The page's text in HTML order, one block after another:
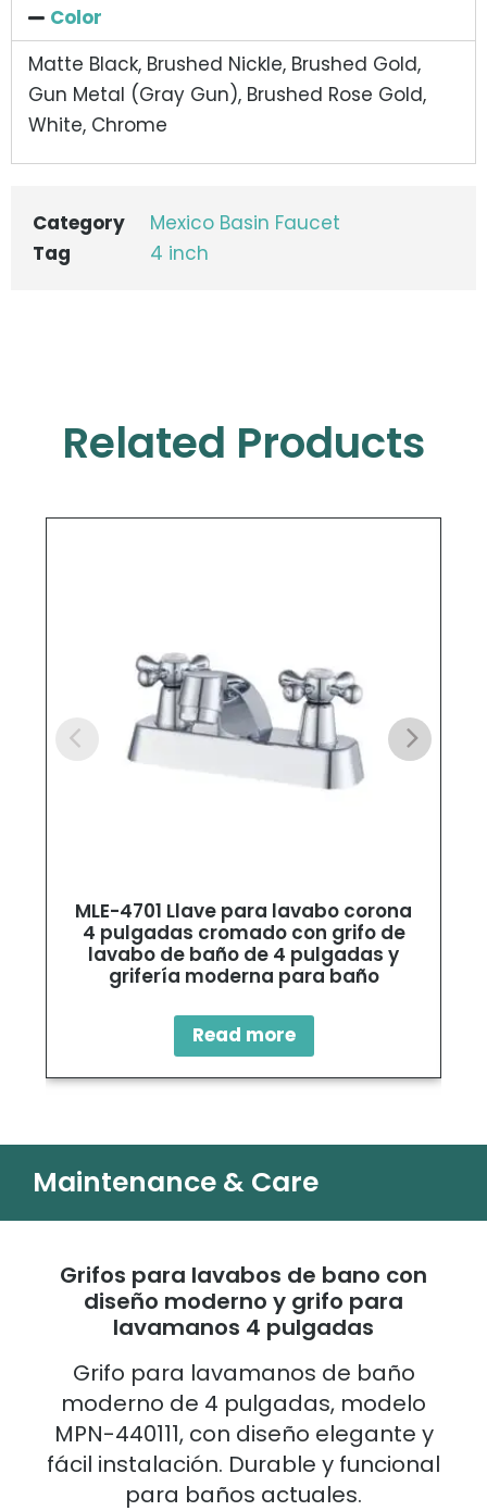
Color
Matte Black, Brushed Nickle, Brushed Gold,
Gun Metal (Gray Gun), Brushed Rose Gold,
White, Chrome
Category
Mexico Basin Faucet
Tag
4 inch
Related Products
MLE-4701 Llave para lavabo corona
4 pulgadas cromado con grifo de
lavabo de baño de 4 pulgadas y
grifería moderna para baño
Read more
Maintenance & Care
Grifos para lavabos de bano con
diseño moderno y grifo para
lavamanos 4 pulgadas
Grifo para lavamanos de baño
moderno de 4 pulgadas, modelo
MPN-440111, con diseño elegante y
fácil instalación. Durable y funcional
para baños actuales.